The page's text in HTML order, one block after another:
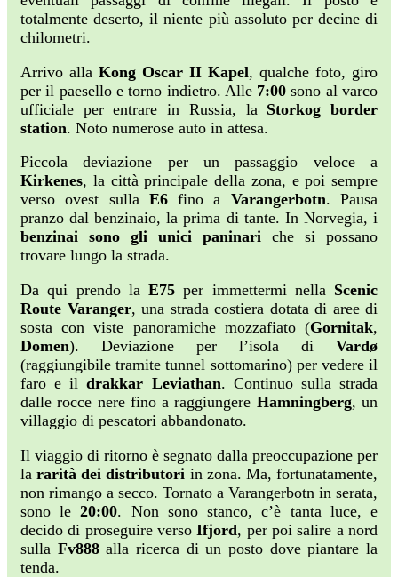
totalmente deserto, il niente più assoluto per decine di
chilometri.
Arrivo alla Kong Oscar II Kapel, qualche foto, giro
per il paesello e torno indietro. Alle 7:00 sono al varco
ufficiale per entrare in Russia, la Storkog border
station. Noto numerose auto in attesa.
Piccola deviazione per un passaggio veloce a
Kirkenes, la città principale della zona, e poi sempre
verso ovest sulla E6fino a Varangerbotn. Pausa
pranzo dal benzinaio, la prima di tante. In Norvegia, i
benzinai sono gli unici paninari che si possano
trovare lungo la strada.
Da qui prendo la E75 per immettermi nella Scenic
Route Varanger, una strada costiera dotata di aree di
sosta con viste panoramiche mozzafiato (Gornitak,
Domen). Deviazione per l’isola di Vardø
(raggiungibile tramite tunnel sottomarino) per vedere il
faro e ildrakkar Leviathan. Continuo sulla strada
dalle rocce nere fino a raggiungere Hamningberg, un
villaggio di pescatori abbandonato.
Il viaggio di ritorno è segnato dalla preoccupazione per
lararità dei distributori in zona. Ma, fortunatamente,
non rimango a secco. Tornato a Varangerbotn in serata,
sono le20:00. Non sono stanco, c’è tanta luce, e
decido di proseguire versoIfjord, per poi salire a nord
sulla Fv888alla ricerca di un posto dove piantare la
tenda.